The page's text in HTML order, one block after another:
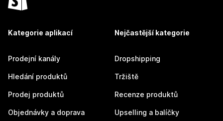
Kategorie aplikací
Prodejní kanály
Hledání produktů
Prodej produktů
Objednávky a doprava
Nejčastější kategorie
Dropshipping
Tržiště
Recenze produktů
Upselling a balíčky